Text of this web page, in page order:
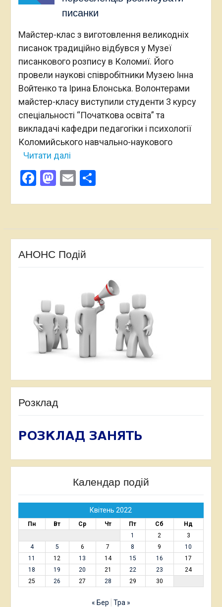
писанки
Майстер-клас з виготовлення великодніх
писанок традиційно відбувся у Музеї
писанкового розпису в Коломиї. Його
провели наукові співробітники Музею Інна
Войтенко та Ірина Блонська. Волонтерами
майстер-класу виступили студенти 3 курсу
спеціальності “Початкова освіта” та
викладачі кафедри педагогіки і психології
Коломийського навчально-наукового
Читати далі
Facebook
Mastodon
EmailПоділитися
АНОНС Подій
Розклад
Календар подій
Квітень 2022
Пн Вт Ср Чт Пт Сб
Нд
1
2
3
4
5 6 7 8 9
10
11
12 13 14 15 16
17
18
19 20 21 22 23
24
25
26 27 28 29 30
« Бер Тра »